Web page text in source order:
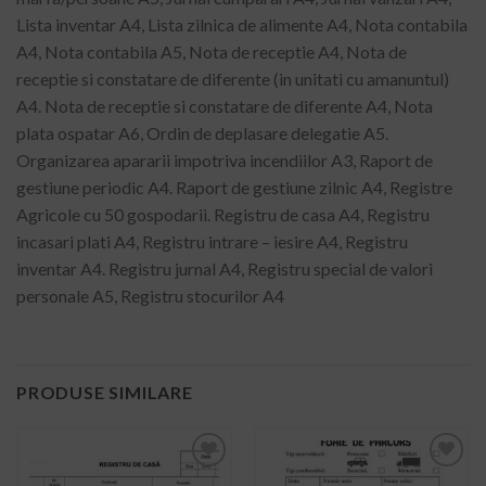
Lista inventar A4, Lista zilnica de alimente A4, Nota contabila
A4, Nota contabila A5, Nota de receptie A4, Nota de
receptie si constatare de diferente (in unitati cu amanuntul)
A4. Nota de receptie si constatare de diferente A4, Nota
plata ospatar A6, Ordin de deplasare delegatie A5.
Organizarea apararii impotriva incendiilor A3, Raport de
gestiune periodic A4. Raport de gestiune zilnic A4, Registre
Agricole cu 50 gospodarii. Registru de casa A4, Registru
incasari plati A4, Registru intrare – iesire A4, Registru
inventar A4. Registru jurnal A4, Registru special de valori
personale A5, Registru stocurilor A4
PRODUSE SIMILARE